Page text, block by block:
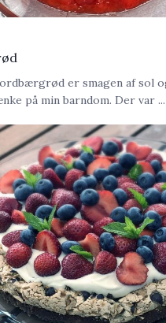
er smagen af sol
på min barndom. Der var ...